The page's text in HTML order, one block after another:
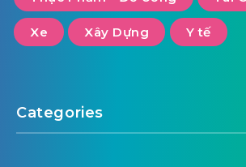
Xe Xây Dựng Y tế
Categories